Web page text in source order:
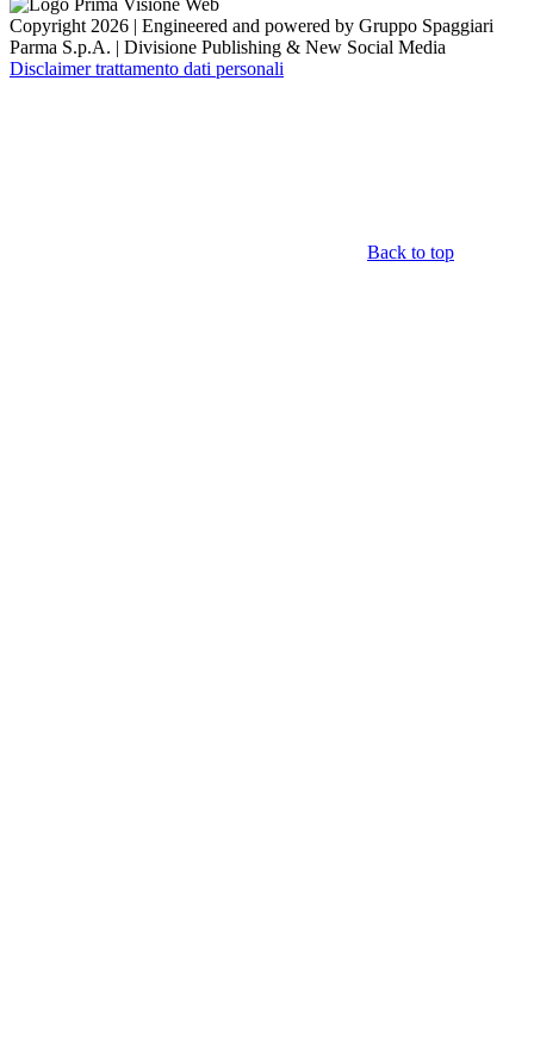
Copyright 2026 | Engineered and powered by Gruppo Spaggiari
Parma S.p.A. | Divisione Publishing & New Social Media
Disclaimer trattamento dati personali
Back to top